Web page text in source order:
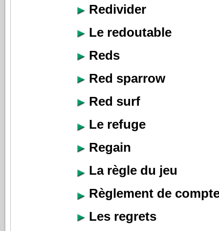
Redivider
Le redoutable
Reds
Red sparrow
Red surf
Le refuge
Regain
La règle du jeu
Règlement de
Les regrets